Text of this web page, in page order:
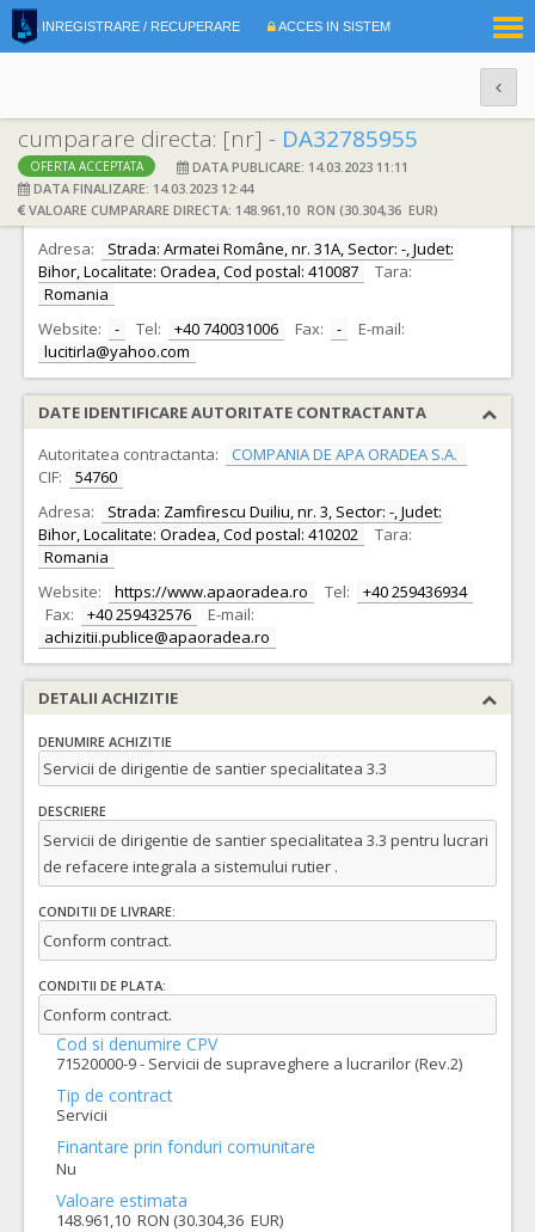
INREGISTRARE / RECUPERARE ACCES IN SISTEM
cumparare directa: [nr] - DA32785955
OFERTA ACCEPTATA
DATA PUBLICARE: 14.03.2023 11:11
DATA FINALIZARE: 14.03.2023 12:44
VALOARE CUMPARARE DIRECTA: 148.961,10 RON (30.304,36 EUR)
DATE IDENTIFICARE OFERTANT
Ofertant: S.C. ANTREPRIZA PROIECT S.R.L. CIF: 41401158
Adresa:
Strada: Armatei Române, nr. 31A, Sector: -, Judet:
Bihor, Localitate: Oradea, Cod postal: 410087
Tara:
Romania
Website:
- Tel: +40 740031006 Fax: -
E-mail:
lucitirla@yahoo.com
DATE IDENTIFICARE AUTORITATE CONTRACTANTA
Autoritatea contractanta:
COMPANIA DE APA ORADEA S.A.
CIF:
54760
Adresa:
Strada: Zamfirescu Duiliu, nr. 3, Sector: -, Judet:
Bihor, Localitate: Oradea, Cod postal: 410202
Tara:
Romania
Website:
https://www.apaoradea.ro Tel:
+40 259436934
Fax:
+40 259432576
E-mail:
achizitii.publice@apaoradea.ro
DETALII ACHIZITIE
DENUMIRE ACHIZITIE
Servicii de dirigentie de santier specialitatea 3.3
DESCRIERE
Servicii de dirigentie de santier specialitatea 3.3 pentru lucrari
de refacere integrala a sistemului rutier .
CONDITII DE LIVRARE:
Conform contract.
CONDITII DE PLATA:
Conform contract.
Cod si denumire CPV
71520000-9 - Servicii de supraveghere a lucrarilor (Rev.2)
Tip de contract
Servicii
Finantare prin fonduri comunitare
Nu
Valoare estimata
148.961,10 RON (30.304,36 EUR)